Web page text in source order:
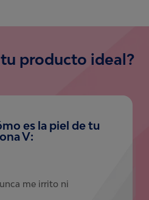
tu producto ideal?
es la piel de tu
V:
me irrito ni